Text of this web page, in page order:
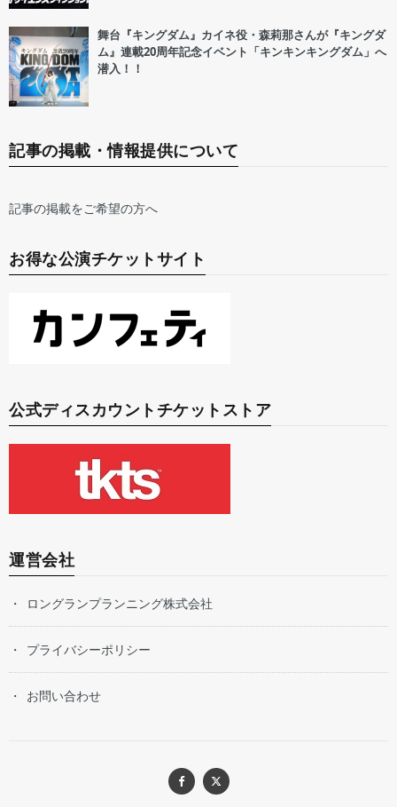
舞台『キングダム』カイネ役・森莉那さんが『キングダ
ム』連載20周年記念イベント「キンキンキングダム」へ
潜入！！
記事の掲載・情報提供について
記事の掲載をご希望の方へ
お得な公演チケットサイト
公式ディスカウントチケットストア
運営会社
ロングランプランニング株式会社
プライバシーポリシー
お問い合わせ